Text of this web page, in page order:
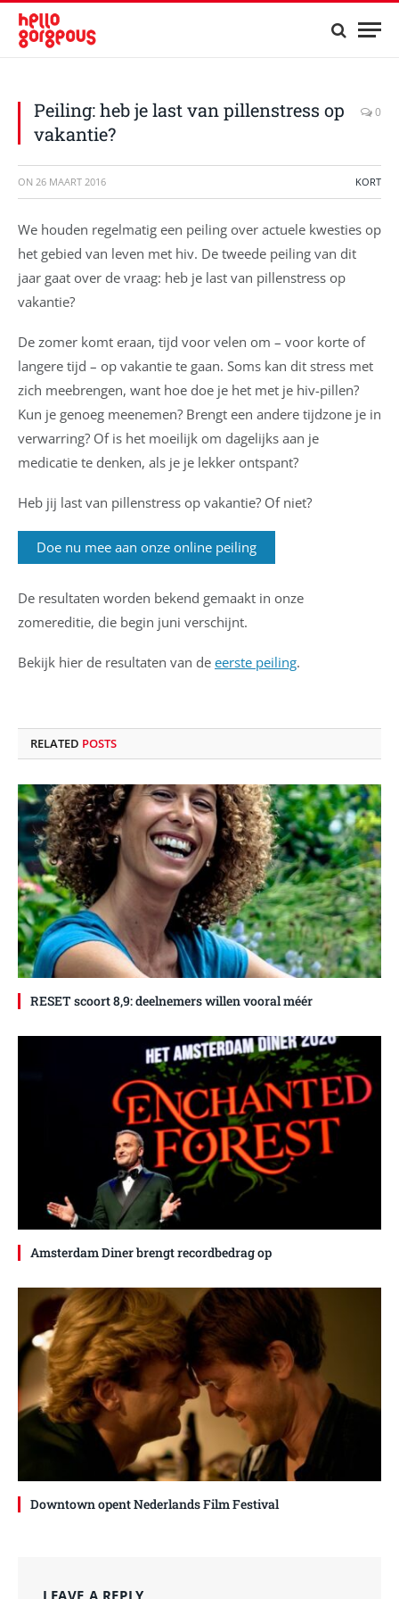
Peiling: heb je last van pillenstress op
vakantie?
0
ON 26 MAART 2016 KORT
We houden regelmatig een peiling over actuele kwesties op
het gebied van leven met hiv. De tweede peiling van dit
jaar gaat over de vraag: heb je last van pillenstress op
vakantie?
De zomer komt eraan, tijd voor velen om – voor korte of
langere tijd – op vakantie te gaan. Soms kan dit stress met
zich meebrengen, want hoe doe je het met je hiv-pillen?
Kun je genoeg meenemen? Brengt een andere tijdzone je in
verwarring? Of is het moeilijk om dagelijks aan je
medicatie te denken, als je je lekker ontspant?
Heb jij last van pillenstress op vakantie? Of niet?
Doe nu mee aan onze online peiling
De resultaten worden bekend gemaakt in onze
zomereditie, die begin juni verschijnt.
Bekijk hier de resultaten van de eerste peiling.
RELATED POSTS
RESET scoort 8,9: deelnemers willen vooral méér
Amsterdam Diner brengt recordbedrag op
Downtown opent Nederlands Film Festival